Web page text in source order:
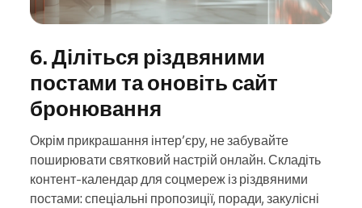
6. Діліться різдвяними
постами та оновіть сайт
бронювання
Окрім прикрашання інтер’єру, не забувайте
поширювати святковий настрій онлайн. Складіть
контент-календар для соцмереж із різдвяними
постами: спеціальні пропозиції, поради, закулісні